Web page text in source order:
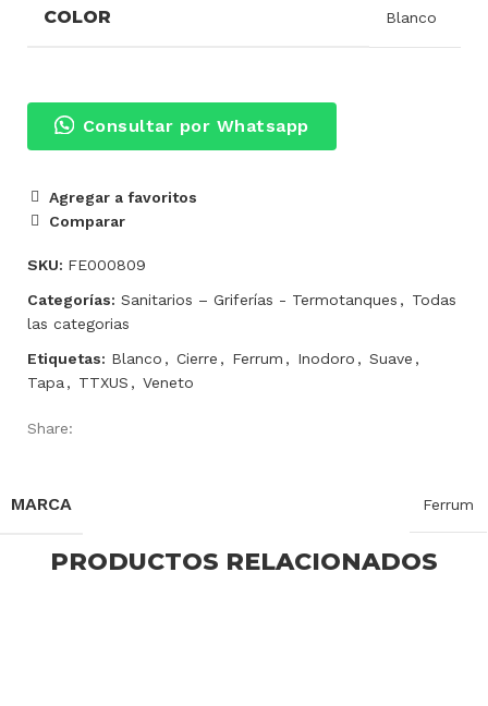
COLOR Blanco
Consultar por Whatsapp
Agregar a favoritos
Comparar
SKU: FE000809
Categorías: Sanitarios – Griferías - Termotanques , Todas
las categorias
Etiquetas: Blanco , Cierre , Ferrum , Inodoro , Suave ,
Tapa , TTXUS , Veneto
Share:
MARCA Ferrum
PRODUCTOS RELACIONADOS